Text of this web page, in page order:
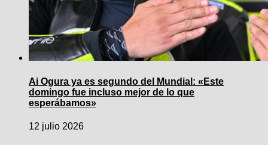
Ai Ogura ya es segundo del Mundial: «Este
domingo fue incluso mejor de lo que
esperábamos»
12 julio 2026